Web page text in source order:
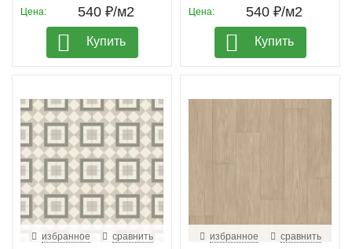
Цена: 540 ₽/м2
Купить
Цена: 540 ₽/м2
Купить
избранное сравнить избранное сравнить